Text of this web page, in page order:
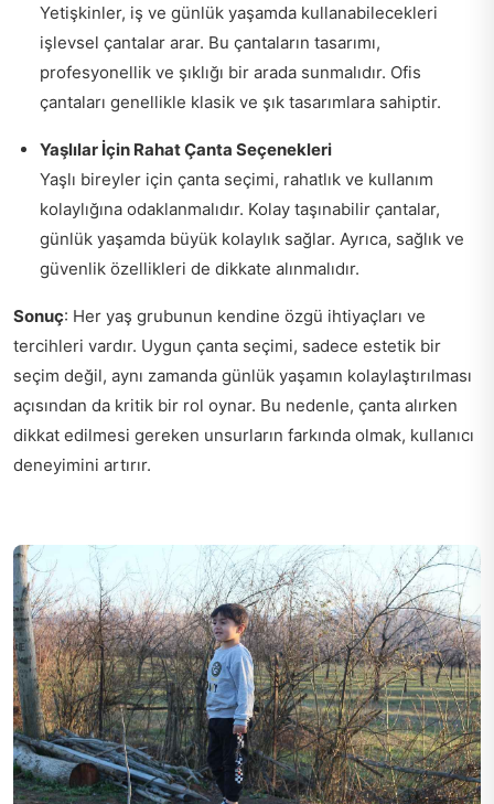
Yetişkinler, iş ve günlük yaşamda kullanabilecekleri
işlevsel çantalar arar. Bu çantaların tasarımı,
profesyonellik ve şıklığı bir arada sunmalıdır. Ofis
çantaları genellikle klasik ve şık tasarımlara sahiptir.
Yaşlılar İçin Rahat Çanta Seçenekleri
Yaşlı bireyler için çanta seçimi, rahatlık ve kullanım
kolaylığına odaklanmalıdır. Kolay taşınabilir çantalar,
günlük yaşamda büyük kolaylık sağlar. Ayrıca, sağlık ve
güvenlik özellikleri de dikkate alınmalıdır.
Sonuç: Her yaş grubunun kendine özgü ihtiyaçları ve
tercihleri vardır. Uygun çanta seçimi, sadece estetik bir
seçim değil, aynı zamanda günlük yaşamın kolaylaştırılması
açısından da kritik bir rol oynar. Bu nedenle, çanta alırken
dikkat edilmesi gereken unsurların farkında olmak, kullanıcı
deneyimini artırır.